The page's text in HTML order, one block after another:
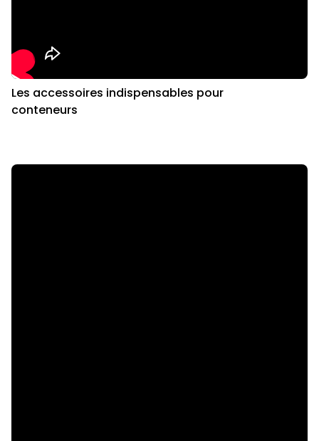
Les accessoires indispensables pour
conteneurs